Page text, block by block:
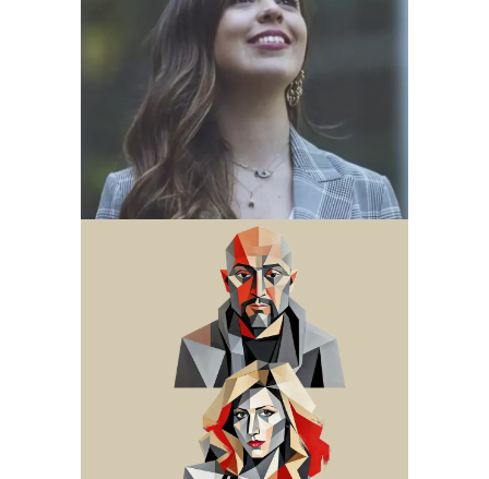
Novas Voces
2026
Otoño Lírico
Grandes Voces
2026. Celso
Albelo y Desirée
Rancatore
Otoño Lírico